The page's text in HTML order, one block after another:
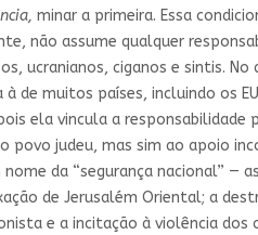
minar a primeira. Essa
não assume qualquer
ucranianos, ciganos e sintis. No
de muitos países, incluindo os
ela vincula a responsabilidade
povo judeu, mas sim ao apoio
da “segurança nacional” —
de Jerusalém Oriental; a
e a incitação à violência dos